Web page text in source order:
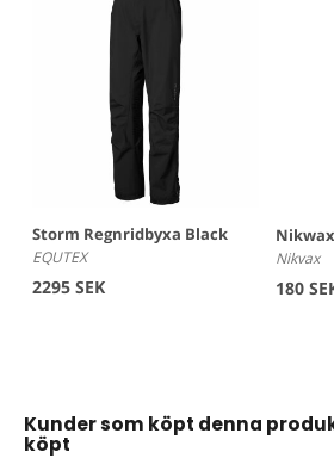
Storm Regnridbyxa Black
EQUTEX
2295 SEK
Nikvax
180
Kunder som köpt denna
köpt